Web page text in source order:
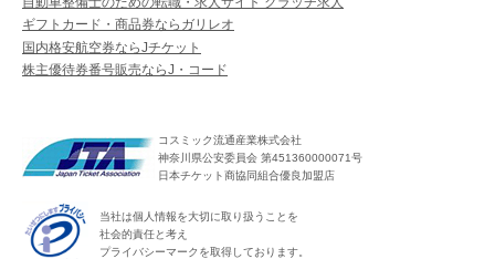
ギフトカード・商品券ならガリレオ
国内格安航空券ならJチケット
株主優待券番号販売ならJ・コード
コスミック流通産業株式会社
神奈川県公安委員会 第451360000071号
日本チケット商協同組合優良加盟店
当社は個人情報を大切に取り扱うことを
社会的責任と考え
プライバシーマークを取得しております。